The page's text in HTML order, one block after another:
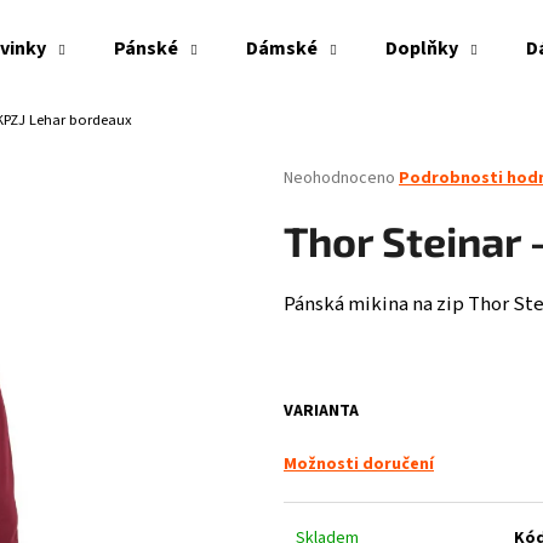
Pánské Dámské Doplňky
Lehar bordeaux
Průměrné
produktu
z
5
Neohodnoceno Podrobnosti
Thor Steinar
Pánská mikina na zip Thor
VARIANTA
Možnosti doručení
Skladem
Co potřebujete najít?
HLEDAT
PITBULL WEST COAST - VESTA ECLIPSE OLIV
THOR STEINAR -